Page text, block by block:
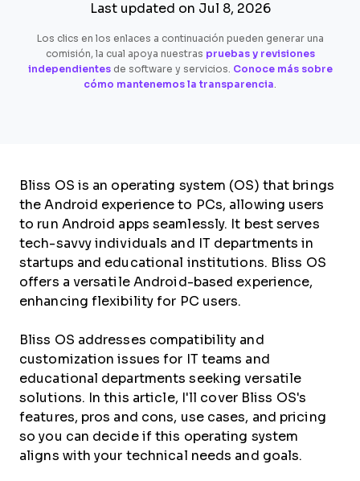
Last updated on Jul 8, 2026
Los clics en los enlaces a continuación pueden generar una
comisión, la cual apoya nuestras pruebas y revisiones
independientesde software y servicios. Conoce más sobre
cómo mantenemos la transparencia.
Bliss OS is an operating system (OS) that brings
the Android experience to PCs, allowing users
to run Android apps seamlessly. It best serves
tech-savvy individuals and IT departments in
startups and educational institutions. Bliss OS
offers a versatile Android-based experience,
enhancing flexibility for PC users.
Bliss OS addresses compatibility and
customization issues for IT teams and
educational departments seeking versatile
solutions. In this article, I'll cover Bliss OS's
features, pros and cons, use cases, and pricing
so you can decide if this operating system
aligns with your technical needs and goals.